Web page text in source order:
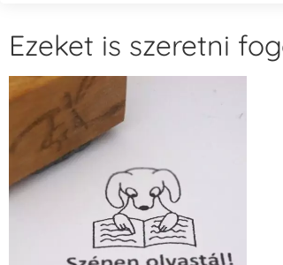
Ezeket is szeretni